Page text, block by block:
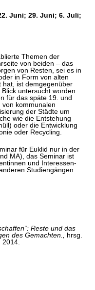
Juni; 29. Juni; 6. Juli;
Themen der
von beiden – das
von Resten, sei es in
in Form von alten
hat, ist demgegenüber
untersucht worden.
für das späte 19. und
kommunalen
der Städte um
wie die Entstehung
oder die Entwicklung
oder Recycling.
für Euklid nur in der
MA), das Seminar ist
und Interessen-
Studiengängen
Reste und das
des Gemachten., hrsg.